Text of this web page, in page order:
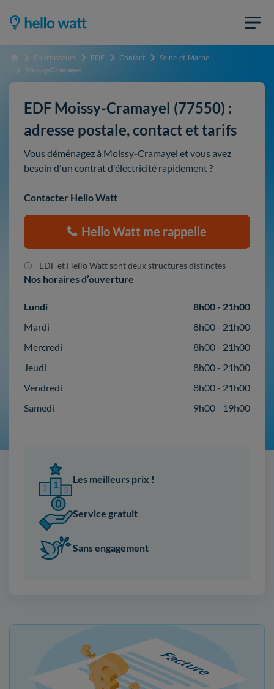
Accueil Fournisseurs EDF Contact
Seine-et-Marne
Moissy-Cramayel
EDF Moissy-Cramayel (77550) :
adresse postale, contact et tarifs
Vous déménagez à Moissy-Cramayel et vous avez
besoin d'un contrat d'électricité rapidement ?
Contacter Hello Watt
Hello Watt me rappelle
EDF et Hello Watt sont deux structures distinctes
Nos horaires d’ouverture
Lundi
8h00 - 21h00
Mardi
8h00 - 21h00
Mercredi
8h00 - 21h00
Jeudi
8h00 - 21h00
Vendredi
8h00 - 21h00
Samedi
9h00 - 19h00
Les meilleurs prix !
Service gratuit
Sans engagement